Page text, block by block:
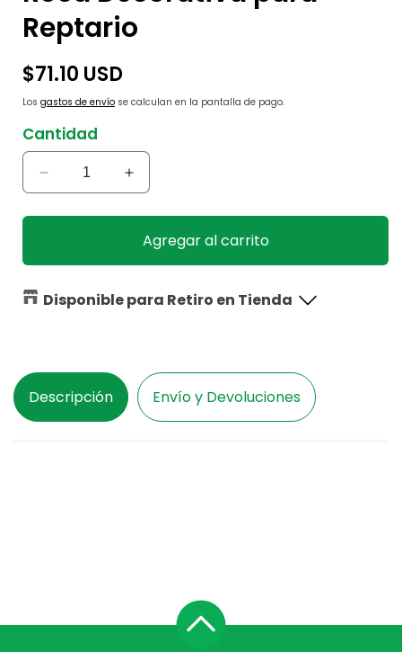
Reptario
Precio
habitual
$71.10 USD
Los gastos de envío se calculan en la pantalla de pago.
Cantidad
Reducir
cantidad
para
Reptario
Aumentar
cantidad
para
Roca
Reptario
Agregar al carrito
Disponible para Retiro en Tienda
Descripción Envío y Devoluciones